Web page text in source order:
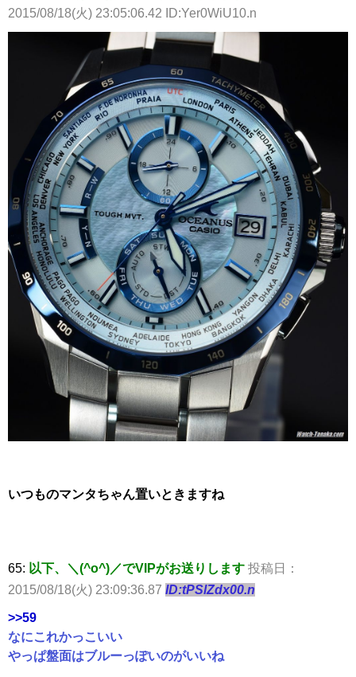
2015/08/18(火) 23:05:06.42 ID:Yer0WiU10.n
いつものマンタちゃん置いときますね
65: 以下、＼(^o^)／でVIPがお送りします 投稿日：
2015/08/18(火) 23:09:36.87 ID:tPSlZdx00.n
>>59
なにこれかっこいい
やっぱ盤面はブルーっぽいのがいいね